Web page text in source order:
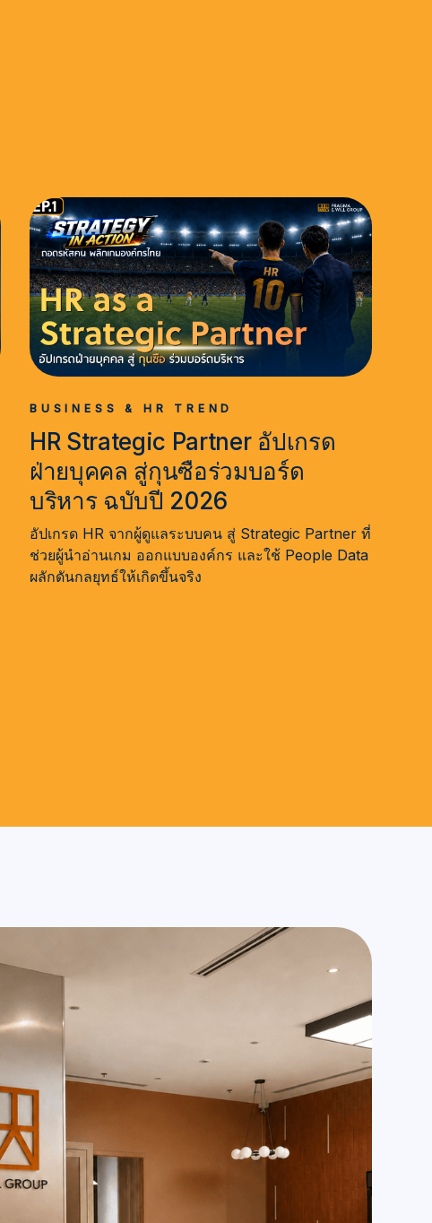
BUSINESS & HR TREND
HR Strategic Partner อัปเกรด
ฝ่ายบุคคล สู่กุนซือร่วมบอร์ด
บริหาร ฉบับปี 2026
อัปเกรด HR จากผู้ดูแลระบบคน สู่ Strategic Partner ที่
ช่วยผู้นำอ่านเกม ออกแบบองค์กร และใช้ People Data
ผลักดันกลยุทธ์ให้เกิดขึ้นจริง